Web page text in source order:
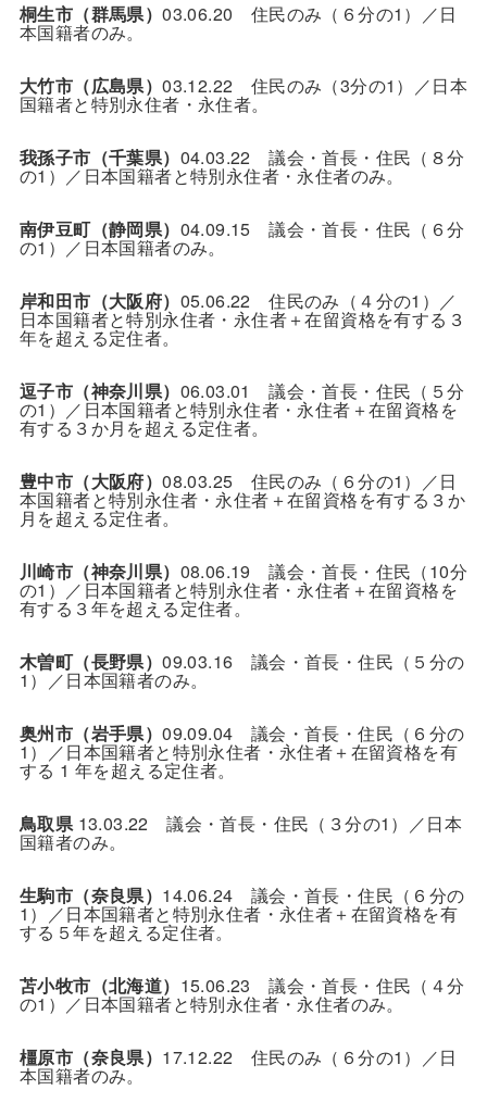
桐生市（群馬県）03.06.20 住民のみ（６分の1）／日
本国籍者のみ。
大竹市（広島県）03.12.22 住民のみ（3分の1）／日本
国籍者と特別永住者・永住者。
我孫子市（千葉県） 04.03.22 議会・首長・住民（８分
の1）／日本国籍者と特別永住者・永住者のみ。
南伊豆町（静岡県） 04.09.15 議会・首長・住民（６分
の1）／日本国籍者のみ。
岸和田市（大阪府） 05.06.22 住民のみ（４分の1）／
日本国籍者と特別永住者・永住者＋在留資格を有する３
年を超える定住者。
逗子市（神奈川県） 06.03.01 議会・首長・住民（５分
の1）／日本国籍者と特別永住者・永住者＋在留資格を
有する３か月を超える定住者。
豊中市（大阪府）08.03.25 住民のみ（６分の1）／日
本国籍者と特別永住者・永住者＋在留資格を有する３か
月を超える定住者。
川崎市（神奈川県） 08.06.19 議会・首長・住民（10分
の1）／日本国籍者と特別永住者・永住者＋在留資格を
有する３年を超える定住者。
木曽町（長野県）09.03.16 議会・首長・住民（５分の
1）／日本国籍者のみ。
奥州市（岩手県）09.09.04 議会・首長・住民（６分の
1）／日本国籍者と特別永住者・永住者＋在留資格を有
する 1 年を超える定住者。
鳥取県13.03.22 議会・首長・住民（３分の1）／日本
国籍者のみ。
生駒市（奈良県） 14.06.24 議会・首長・住民（６分の
1）／日本国籍者と特別永住者・永住者＋在留資格を有
する５年を超える定住者。
苫小牧市（北海道） 15.06.23 議会・首長・住民（４分
の1）／日本国籍者と特別永住者・永住者のみ。
橿原市（奈良県） 17.12.22 住民のみ（６分の1）／日
本国籍者のみ。